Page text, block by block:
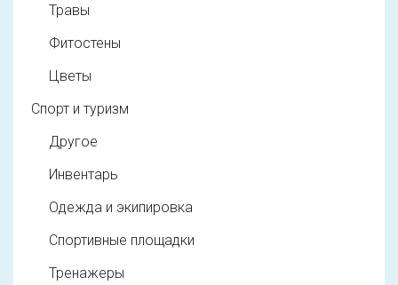
Травы
Фитостены
Цветы
Спорт и туризм
Другое
Инвентарь
Одежда и экипировка
Спортивные площадки
Тренажеры